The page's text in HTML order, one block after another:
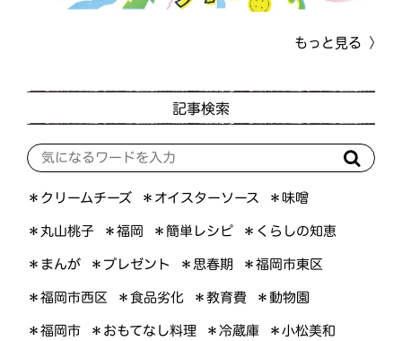
もっと見る
記事検索
＊クリームチーズ ＊オイスターソース ＊味噌
＊丸山桃子 ＊福岡 ＊簡単レシピ ＊くらしの知恵
＊まんが ＊プレゼント ＊思春期 ＊福岡市東区
＊福岡市西区 ＊食品劣化 ＊教育費 ＊動物園
＊福岡市 ＊おもてなし料理 ＊冷蔵庫 ＊小松美和